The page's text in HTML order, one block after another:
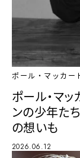
ポール・マッカー
ポール・マッ
ンの少年た
の想いも
2026.06.12